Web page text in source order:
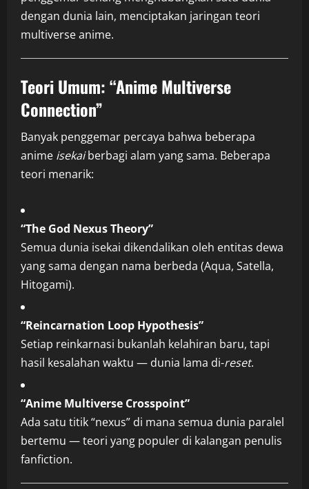
dengan dunia lain, menciptakan jaringan teori
multiverse anime.
Teori Umum: “Anime Multiverse
Connection”
Banyak penggemar percaya bahwa beberapa
anime isekaiberbagi alam yang sama. Beberapa
teori menarik:
“The God Nexus Theory”
Semua dunia isekai dikendalikan oleh entitas dewa
yang sama dengan nama berbeda (Aqua, Satella,
Hitogami).
“Reincarnation Loop Hypothesis”
Setiap reinkarnasi bukanlah kelahiran baru, tapi
hasil kesalahan waktu — dunia lama di-reset.
“Anime Multiverse Crosspoint”
Ada satu titik “nexus” di mana semua dunia paralel
bertemu — teori yang populer di kalangan penulis
fanfiction.